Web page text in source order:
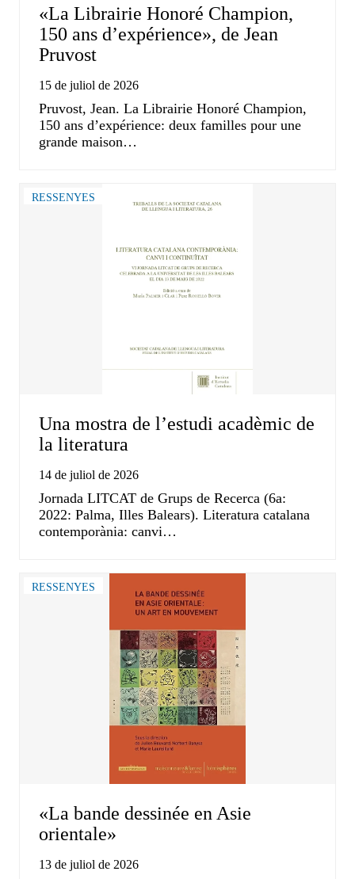
«La Librairie Honoré Champion,
150 ans d’expérience», de Jean
Pruvost
15 de juliol de 2026
Pruvost, Jean. La Librairie Honoré Champion,
150 ans d’expérience: deux familles pour une
grande maison…
RESSENYES
Una mostra de l’estudi acadèmic de
la literatura
14 de juliol de 2026
Jornada LITCAT de Grups de Recerca (6a:
2022: Palma, Illes Balears). Literatura catalana
contemporània: canvi…
RESSENYES
«La bande dessinée en Asie
orientale»
13 de juliol de 2026